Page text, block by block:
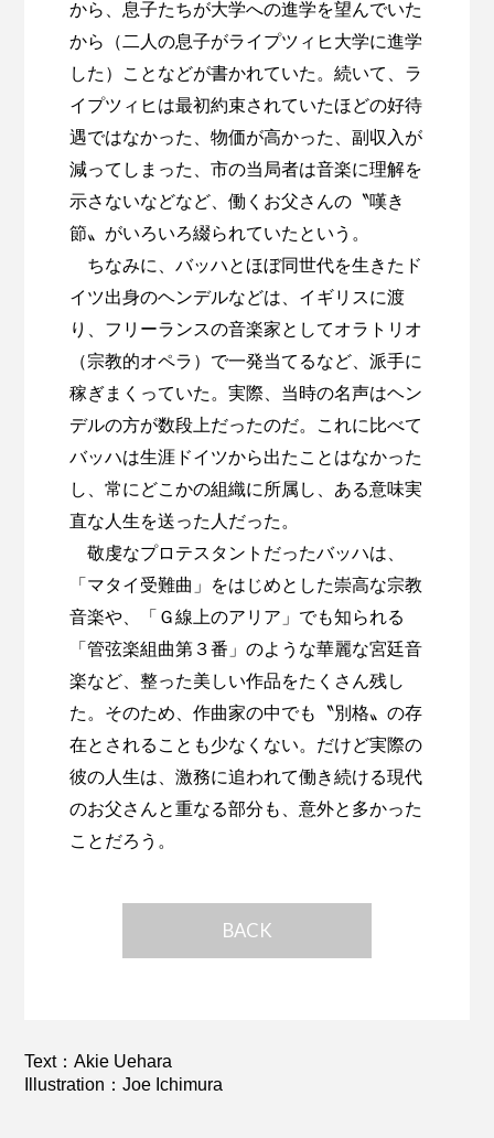
から、息子たちが大学への進学を望んでいた
から（二人の息子がライプツィヒ大学に進学
した）ことなどが書かれていた。続いて、ラ
イプツィヒは最初約束されていたほどの好待
遇ではなかった、物価が高かった、副収入が
減ってしまった、市の当局者は音楽に理解を
示さないなどなど、働くお父さんの〝嘆き
節〟がいろいろ綴られていたという。
ちなみに、バッハとほぼ同世代を生きたド
イツ出身のヘンデルなどは、イギリスに渡
り、フリーランスの音楽家としてオラトリオ
（宗教的オペラ）で一発当てるなど、派手に
稼ぎまくっていた。実際、当時の名声はヘン
デルの方が数段上だったのだ。これに比べて
バッハは生涯ドイツから出たことはなかった
し、常にどこかの組織に所属し、ある意味実
直な人生を送った人だった。
敬虔なプロテスタントだったバッハは、
「マタイ受難曲」をはじめとした崇高な宗教
音楽や、「Ｇ線上のアリア」でも知られる
「管弦楽組曲第３番」のような華麗な宮廷音
楽など、整った美しい作品をたくさん残し
た。そのため、作曲家の中でも〝別格〟の存
在とされることも少なくない。だけど実際の
彼の人生は、激務に追われて働き続ける現代
のお父さんと重なる部分も、意外と多かった
ことだろう。
BACK
Text：Akie Uehara
Illustration：Joe Ichimura